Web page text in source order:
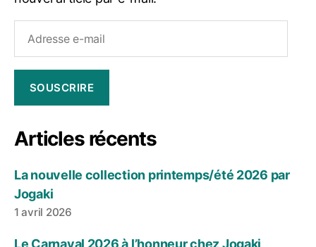
SOUSCRIRE
Articles récents
La nouvelle collection printemps/été 2026 par
Jogaki
1 avril 2026
Le Carnaval 2026 à l’honneur chez Jogaki